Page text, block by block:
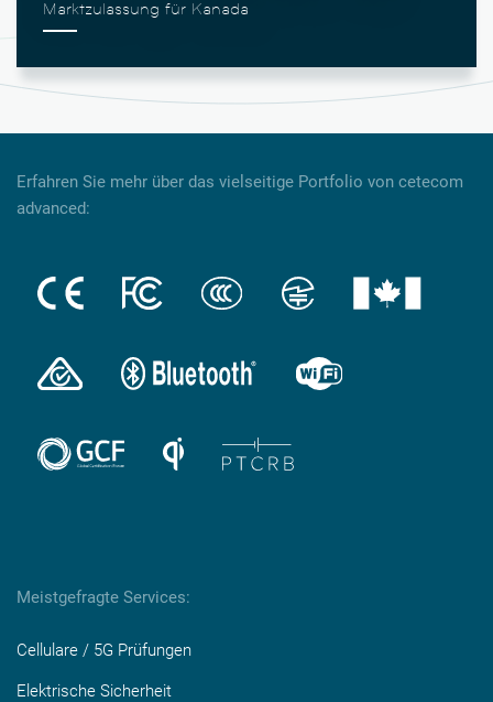
Erfahren Sie mehr über das vielseitige Portfolio von cetecom
advanced:
Meistgefragte Services:
Cellulare / 5G Prüfungen
Elektrische Sicherheit